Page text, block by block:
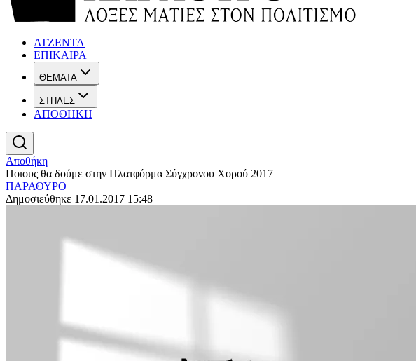
ΑΤΖΕΝΤΑ
ΕΠΙΚΑΙΡΑ
ΘΕΜΑΤΑ
ΣΤΗΛΕΣ
ΑΠΟΘΗΚΗ
Αποθήκη
Ποιους θα δούμε στην Πλατφόρμα Σύγχρονου Χορού 2017
ΠΑΡΑΘΥΡΟ
Δημοσιεύθηκε 17.01.2017 15:48